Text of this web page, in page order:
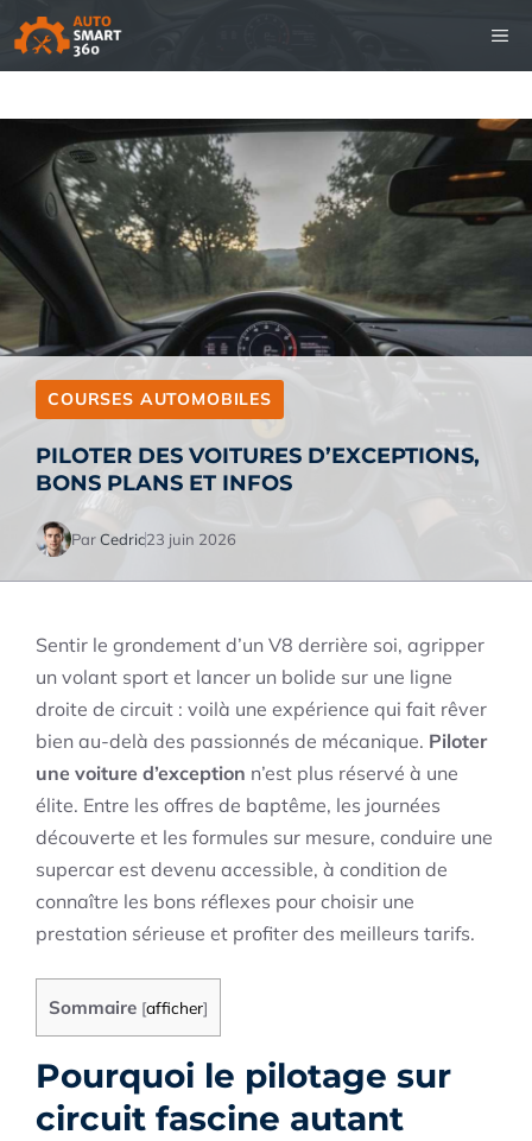
Aller
au
contenu
COURSES AUTOMOBILES
PILOTER DES VOITURES D’EXCEPTIONS,
BONS PLANS ET INFOS
ParCedric23 juin 2026
Sentir le grondement d’un V8 derrière soi, agripper
un volant sport et lancer un bolide sur une ligne
droite de circuit : voilà une expérience qui fait rêver
bien au-delà des passionnés de mécanique. Piloter
une voiture d’exception n’est plus réservé à une
élite. Entre les offres de baptême, les journées
découverte et les formules sur mesure, conduire une
supercar est devenu accessible, à condition de
connaître les bons réflexes pour choisir une
prestation sérieuse et profiter des meilleurs tarifs.
Sommaire [afficher]
Pourquoi le pilotage sur
circuit fascine autant